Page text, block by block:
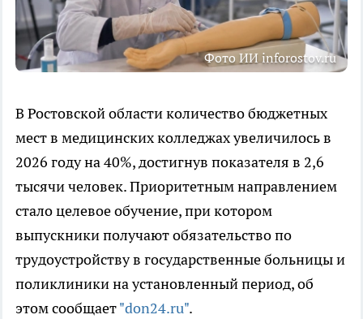
Фото ИИ inforostov.ru
В Ростовской области количество бюджетных
мест в медицинских колледжах увеличилось в
2026 году на 40%, достигнув показателя в 2,6
тысячи человек. Приоритетным направлением
стало целевое обучение, при котором
выпускники получают обязательство по
трудоустройству в государственные больницы и
поликлиники на установленный период, об
этом сообщает"don24.ru".